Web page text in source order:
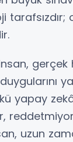
tarafsızdır;
yapay
uzun